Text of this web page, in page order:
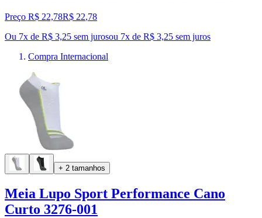
Preço R$ 22,78R$ 22,78
Ou 7x de R$ 3,25 sem jurosou 7x de R$ 3,25 sem juros
Compra Internacional
+ 2 tamanhos
Meia Lupo Sport Performance Cano
Curto 3276-001